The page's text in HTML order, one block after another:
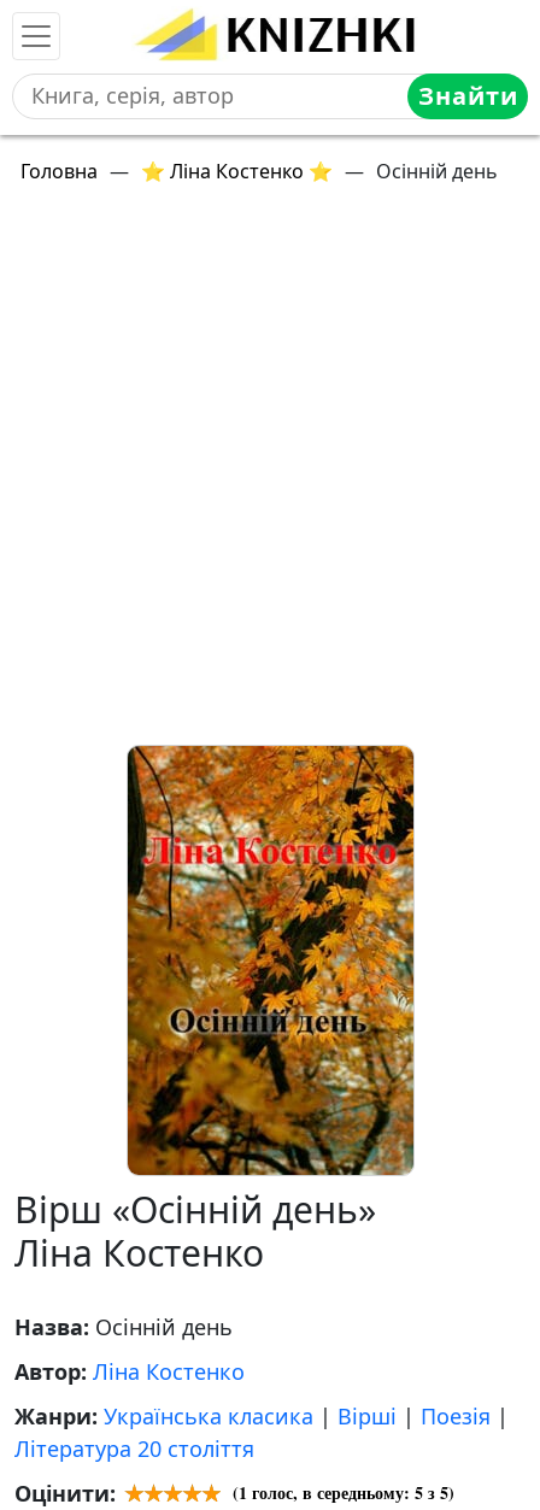
Знайти
Головна — ⭐ Ліна Костенко ⭐ — Осінній день
Вірш «Осінній день»
Ліна Костенко
Назва: Осінній день
Автор: Ліна Костенко
Жанри: Українська класика | Вірші | Поезія |
Література 20 століття
Оцінити:
(1 голос, в середньому: 5з 5)